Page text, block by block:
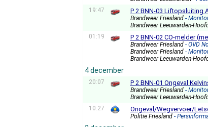
19:47
P 2 BNN-03 Liftopsluiting
Brandweer Friesland -
Brandweer Leeuwarden-
01:19
P 2 BNN-02 CO-melder
Brandweer Friesland - OVD
Brandweer Friesland -
Brandweer Leeuwarden-
4 december
20:07 P 2 BNN-01 Ongeval
Brandweer Friesland -
Brandweer Leeuwarden-
10:27
Ongeval/Wegvervoer/
Politie Friesland -